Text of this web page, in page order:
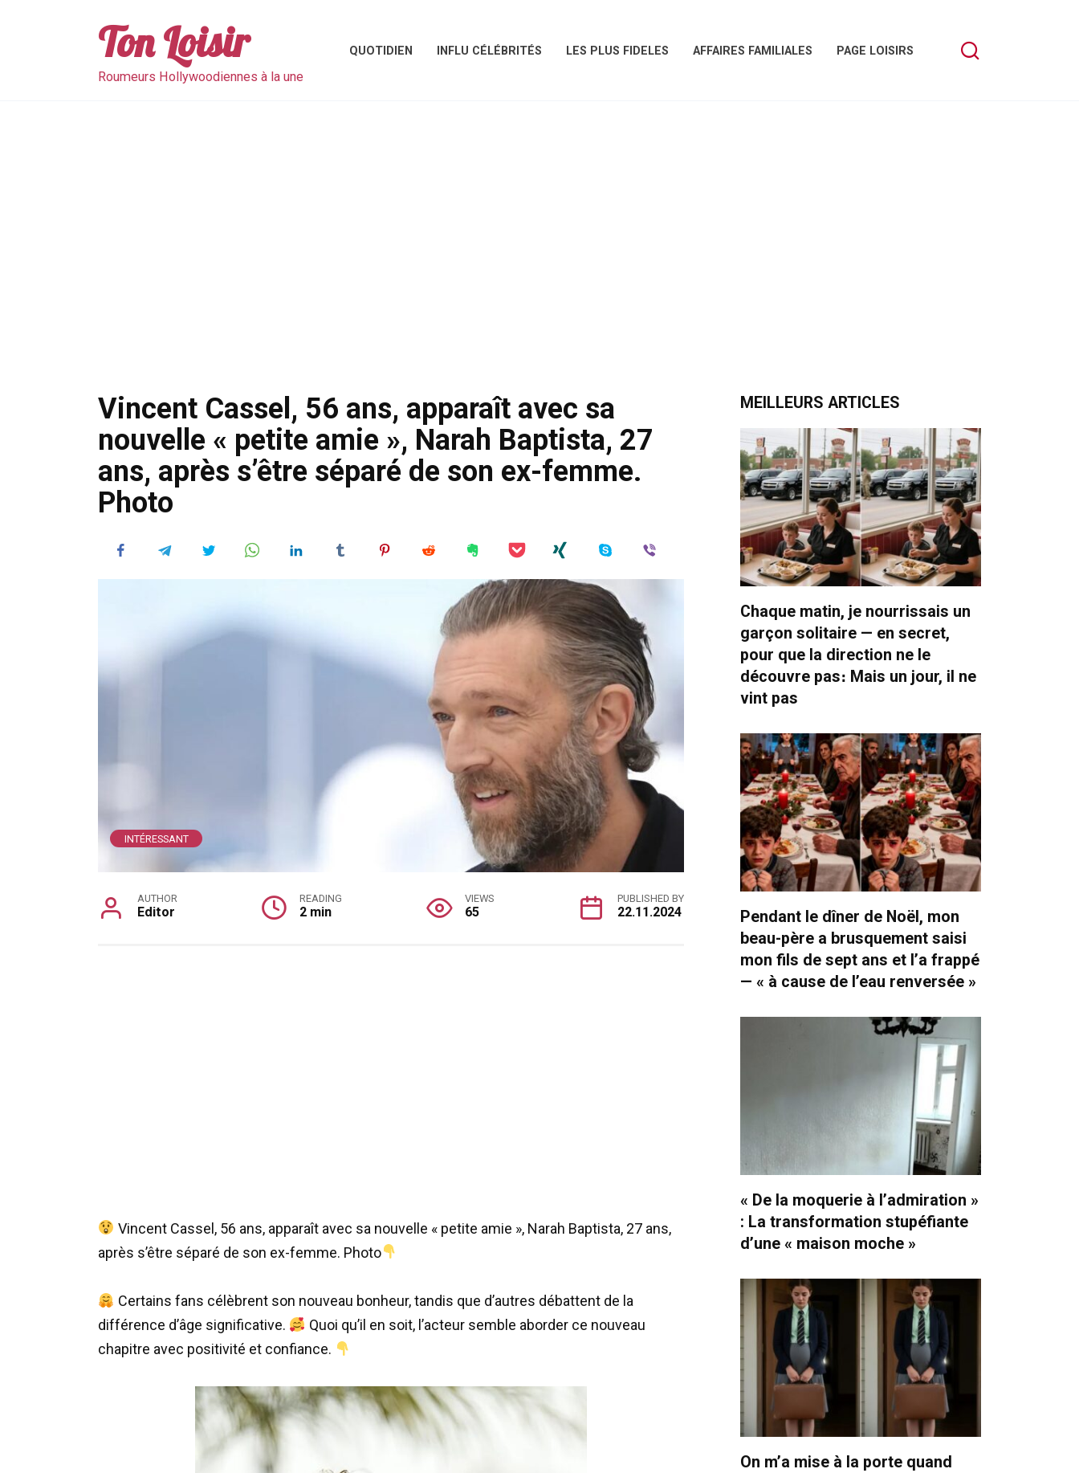
Ton Loisir
Roumeurs Hollywoodiennes à la une
QUOTIDIEN INFLU CÉLÉBRITÉS LES PLUS FIDELES AFFAIRES FAMILIALES PAGE LOISIRS
Vincent Cassel, 56 ans, apparaît avec sa
nouvelle « petite amie », Narah Baptista, 27
ans, après s’être séparé de son ex-femme.
Photo
INTÉRESSANT
AUTHOR
Editor
READING
2 min
VIEWS
65
PUBLISHED BY
22.11.2024
Vincent Cassel, 56 ans, apparaît avec sa nouvelle « petite amie », Narah Baptista, 27 ans,
après s’être séparé de son ex-femme. Photo
Certains fans célèbrent son nouveau bonheur, tandis que d’autres débattent de la
différence d’âge significative.
Quoi qu’il en soit, l’acteur semble aborder ce nouveau
chapitre avec positivité et confiance.
MEILLEURS ARTICLES
Chaque matin, je nourrissais un
garçon solitaire — en secret,
pour que la direction ne le
découvre pas։ Mais un jour, il ne
vint pas
Pendant le dîner de Noël, mon
beau-père a brusquement saisi
mon fils de sept ans et l’a frappé
— « à cause de l’eau renversée »
« De la moquerie à l’admiration »
: La transformation stupéfiante
d’une « maison moche »
On m’a mise à la porte quand